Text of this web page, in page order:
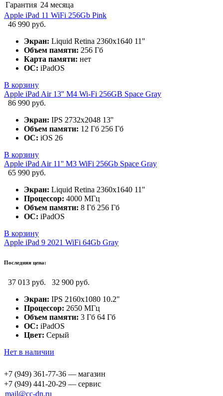
Гарантия 24 месяца
Apple iPad 11 WiFi 256Gb Pink
46 990 руб.
Экран: Liquid Retina 2360x1640 11"
Объем памяти: 256 Гб
Карта памяти: нет
ОС: iPadOS
В корзину
Apple iPad Air 13'' M4 Wi-Fi 256GB Space Gray
86 990 руб.
Экран: IPS 2732x2048 13''
Объем памяти: 12 Гб 256 Гб
ОС: iOS 26
В корзину
Apple iPad Air 11'' M3 WiFi 256Gb Space Gray
65 990 руб.
Экран: Liquid Retina 2360x1640 11"
Процессор: 4000 МГц
Объем памяти: 8 Гб 256 Гб
ОС: iPadOS
В корзину
Apple iPad 9 2021 WiFi 64Gb Gray
Последняя цена:
37 013 руб.
32 900 руб.
Экран: IPS 2160x1080 10.2"
Процессор: 2650 МГц
Объем памяти: 3 Гб 64 Гб
ОС: iPadOS
Цвет: Серый
Нет в наличии
+7 (949) 361-77-36 — магазин
+7 (949) 441-20-29 — сервис
mail@cc-dn.ru